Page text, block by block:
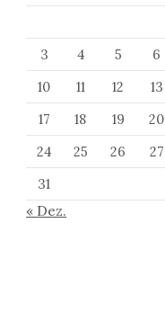
3
4 5 6
10
11 12 13
17
18 19 20
24
25 26 27
31
« Dez.